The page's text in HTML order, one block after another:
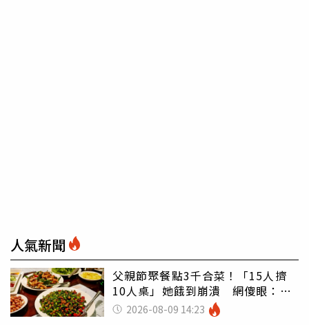
人氣新聞
父親節聚餐點3千合菜！「15人擠
10人桌」她餓到崩潰 網傻眼：讓
店家看笑話
2026-08-09 14:23